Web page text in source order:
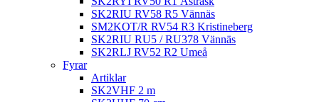
SK2RIU RV58 R5 Vännäs
SM2KOT/R RV54 R3 Kristineberg
SK2RIU RU5 / RU378 Vännäs
SK2RLJ RV52 R2 Umeå
Fyrar
Artiklar
SK2VHF 2 m